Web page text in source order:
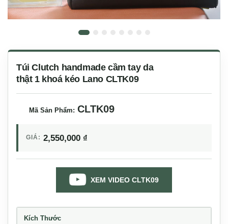
Túi Clutch handmade cầm tay da
thật 1 khoá kéo Lano CLTK09
Mã Sản Phẩm: CLTK09
GIÁ: 2,550,000 ₫
XEM VIDEO CLTK09
Kích Thước